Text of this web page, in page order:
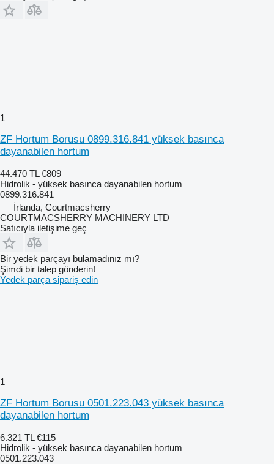
1
ZF Hortum Borusu 0899.316.841 yüksek basınca
dayanabilen hortum
44.470 TL €809
Hidrolik - yüksek basınca dayanabilen hortum
0899.316.841
İrlanda, Courtmacsherry
COURTMACSHERRY MACHINERY LTD
Satıcıyla iletişime geç
Bir yedek parçayı bulamadınız mı?
Şimdi bir talep gönderin!
Yedek parça sipariş edin
1
ZF Hortum Borusu 0501.223.043 yüksek basınca
dayanabilen hortum
6.321 TL €115
Hidrolik - yüksek basınca dayanabilen hortum
0501.223.043